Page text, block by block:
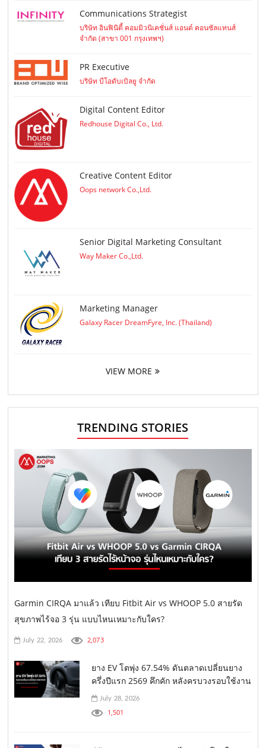
Communications Strategist
บริษัท อินฟินิตี้ คอมมิวนิเคชั่นส์ แอนด์ คอนซัลแทนส์
จำกัด (สาขา 001 กรุงเทพฯ)
PR Executive
บริษัท บีโอดับเบิลยู จำกัด
Digital Content Editor
Redhouse Digital Co., Ltd.
Creative Content Editor
Oops network Co.,Ltd.
Senior Digital Marketing Consultant
Way Maker Co.,Ltd.
Marketing Manager
Galaxy Racer DreamFyre, Inc. (Thailand)
VIEW MORE
TRENDING STORIES
Garmin CIRQA มาแล้ว เทียบ Fitbit Air vs WHOOP 5.0 สายรัด
สุขภาพไร้จอ 3 รุ่น แบบไหนเหมาะกับใคร?
July 22, 2026 2,073
ยาง EV โตพุ่ง 67.54% ดันตลาดเปลี่ยนยาง
ครึ่งปีแรก 2569 คึกคัก หลังครบวงรอบใช้งาน
July 28, 2026
1,501